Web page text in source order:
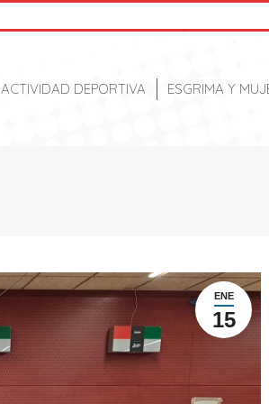
ACTIVIDAD DEPORTIVA ESGRIMA Y
ENE
15